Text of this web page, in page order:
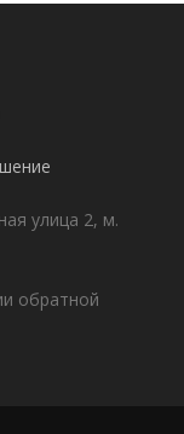
улица 2, м.
обратной